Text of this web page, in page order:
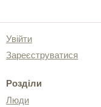
Увійти
Зареєструватися
Розділи
Люди